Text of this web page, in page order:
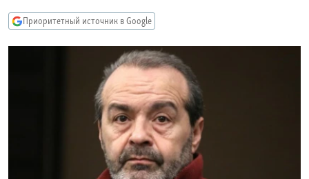
Вернутся
КАВКАЗ.РЕАЛИИ
СИБИРЬ.РЕАЛИИ
РАСПИСАНИЕ ВЕЩАНИЯ
ПОДПИШИТЕСЬ НА РАССЫЛКУ
Приоритетный источник в Google